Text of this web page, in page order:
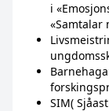
i
«Samtalar
SIM(